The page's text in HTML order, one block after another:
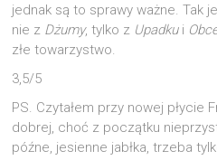
jed­nak są to spra­wy waż­ne. Tak
nie z Dżu­my, tyl­ko z Upad­kui
złe towarzystwo.
3,5/5
PS. Czy­ta­łem przy nowej pły­cie
dobrej, choć z począt­ku
póź­ne, jesien­ne jabł­ka, trze­ba